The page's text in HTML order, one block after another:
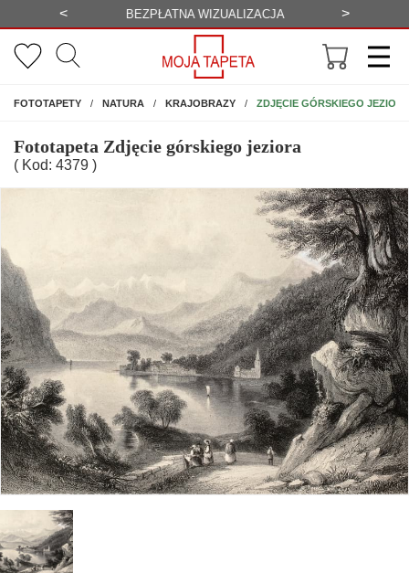
< BEZPŁATNA WIZUALIZACJA >
FOTOTAPETYNA ŚCIANĘ
NATURA KRAJOBRAZY ZDJĘCIE GÓRSKIEGO
Fototapeta Zdjęcie górskiego jeziora
( Kod: 4379 )